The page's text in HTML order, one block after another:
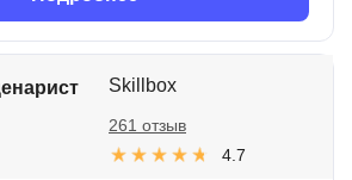
Skillbox
4.7
261 отзыв